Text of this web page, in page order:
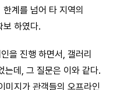
계를 넘어 타 지역의
보 하였다.
을 진행 하면서, 갤러리
는데, 그 질문은 이와 같다.
미지가 관객들의 오프라인